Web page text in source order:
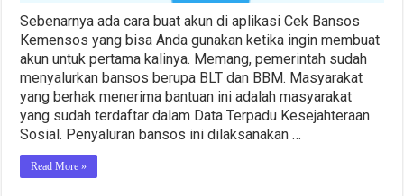
Sebenarnya ada cara buat akun di aplikasi Cek Bansos
Kemensos yang bisa Anda gunakan ketika ingin membuat
akun untuk pertama kalinya. Memang, pemerintah sudah
menyalurkan bansos berupa BLT dan BBM. Masyarakat
yang berhak menerima bantuan ini adalah masyarakat
yang sudah terdaftar dalam Data Terpadu Kesejahteraan
Sosial. Penyaluran bansos ini dilaksanakan …
Read More »